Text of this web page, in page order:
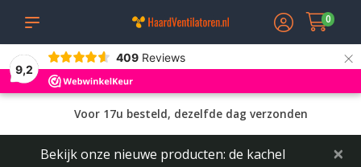
9,2
409 Reviews ×
0
Uit eigen voorraad geleverd
Bekijk onze nieuwe producten: de kachel
×